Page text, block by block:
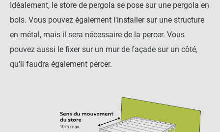
Idéalement, le store de pergola se pose sur une pergola en
bois. Vous pouvez également l'installer sur une structure
en métal, mais il sera nécessaire de la percer. Vous
pouvez aussi le fixer sur un mur de façade sur un côté,
qu'il faudra également percer.